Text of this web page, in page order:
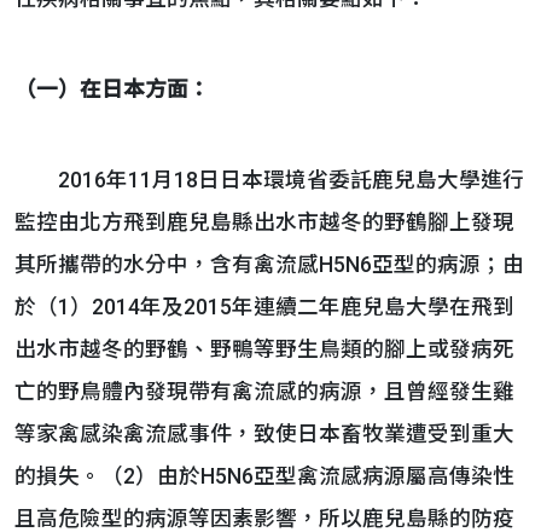
（一）在日本方面：
2016年11月18日日本環境省委託鹿兒島大學進行
監控由北方飛到鹿兒島縣出水市越冬的野鶴腳上發現
其所攜帶的水分中，含有禽流感H5N6亞型的病源；由
於（1）2014年及2015年連續二年鹿兒島大學在飛到
出水市越冬的野鶴、野鴨等野生鳥類的腳上或發病死
亡的野鳥體內發現帶有禽流感的病源，且曾經發生雞
等家禽感染禽流感事件，致使日本畜牧業遭受到重大
的損失。（2）由於H5N6亞型禽流感病源屬高傳染性
且高危險型的病源等因素影響，所以鹿兒島縣的防疫